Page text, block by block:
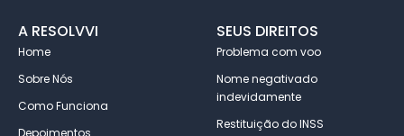
A RESOLVVI
Home
Sobre Nós
Como Funciona
Depoimentos
SEUS DIREITOS
Problema com voo
Nome negativado
indevidamente
Restituição do INSS